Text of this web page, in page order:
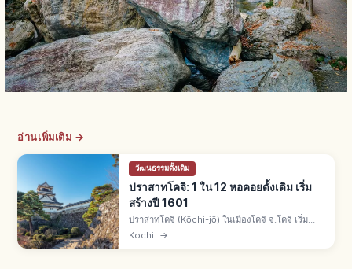
อ่านเพิ่มเติม →
วัฒนธรรมดั้งเดิม
ปราสาทโคจิ: 1 ใน 12 หอคอยดั้งเดิม เริ่ม
สร้างปี 1601
ปราสาทโคจิ (Kōchi-jō) ในเมืองโคจิ จ.โคจิ เริ่ม
สร้างปี ค.ศ. 1601 โดยยามาอุจิ คาซุโตโยะ ไดเมียว
Kochi →